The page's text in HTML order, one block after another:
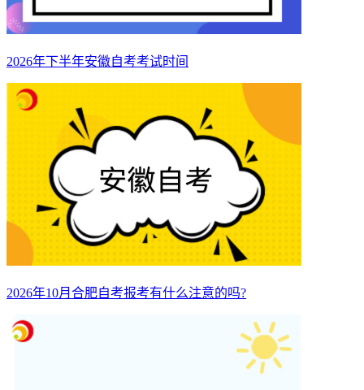
2026年下半年安徽自考考试时间
2026年10月合肥自考报考有什么注意的吗?